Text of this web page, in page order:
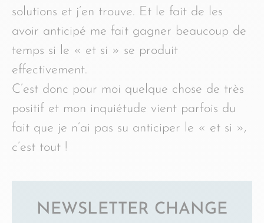
solutions et j’en trouve. Et le fait de les
avoir anticipé me fait gagner beaucoup de
temps si le « et si » se produit
effectivement.
C’est donc pour moi quelque chose de très
positif et mon inquiétude vient parfois du
fait que je n’ai pas su anticiper le « et si »,
c’est tout !
NEWSLETTER CHANGE